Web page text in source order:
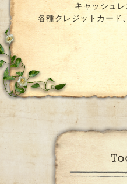
キャッシュ
各種クレジットカード